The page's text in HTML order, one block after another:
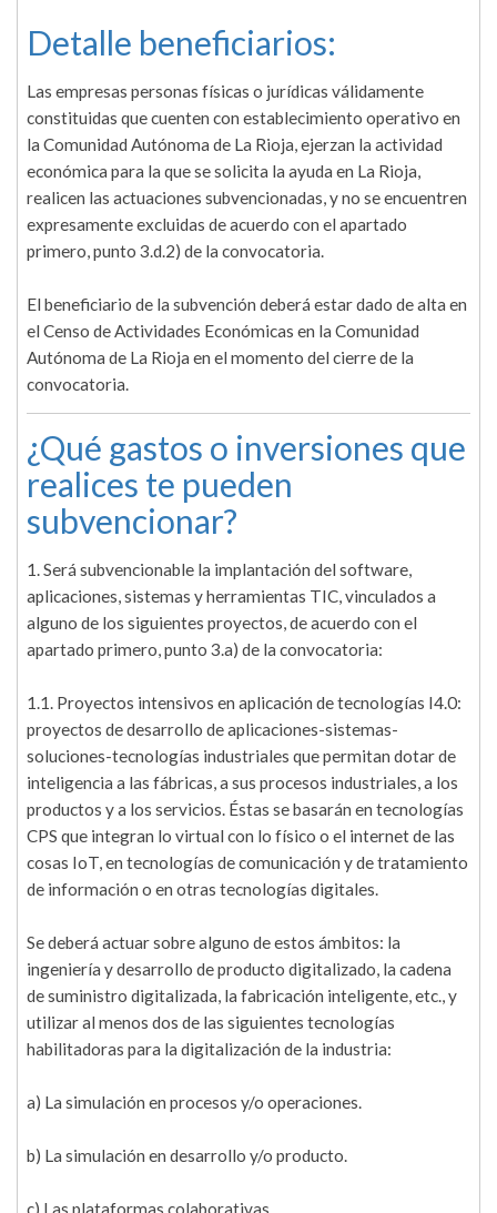
Detalle beneficiarios:
Las empresas personas físicas o jurídicas válidamente
constituidas que cuenten con establecimiento operativo en
la Comunidad Autónoma de La Rioja, ejerzan la actividad
económica para la que se solicita la ayuda en La Rioja,
realicen las actuaciones subvencionadas, y no se encuentren
expresamente excluidas de acuerdo con el apartado
primero, punto 3.d.2) de la convocatoria.
El beneficiario de la subvención deberá estar dado de alta en
el Censo de Actividades Económicas en la Comunidad
Autónoma de La Rioja en el momento del cierre de la
convocatoria.
¿Qué gastos o inversiones que
realices te pueden
subvencionar?
1. Será subvencionable la implantación del software,
aplicaciones, sistemas y herramientas TIC, vinculados a
alguno de los siguientes proyectos, de acuerdo con el
apartado primero, punto 3.a) de la convocatoria:
1.1. Proyectos intensivos en aplicación de tecnologías I4.0:
proyectos de desarrollo de aplicaciones-sistemas-
soluciones-tecnologías industriales que permitan dotar de
inteligencia a las fábricas, a sus procesos industriales, a los
productos y a los servicios. Éstas se basarán en tecnologías
CPS que integran lo virtual con lo físico o el internet de las
cosas IoT, en tecnologías de comunicación y de tratamiento
de información o en otras tecnologías digitales.
Se deberá actuar sobre alguno de estos ámbitos: la
ingeniería y desarrollo de producto digitalizado, la cadena
de suministro digitalizada, la fabricación inteligente, etc., y
utilizar al menos dos de las siguientes tecnologías
habilitadoras para la digitalización de la industria:
a) La simulación en procesos y/o operaciones.
b) La simulación en desarrollo y/o producto.